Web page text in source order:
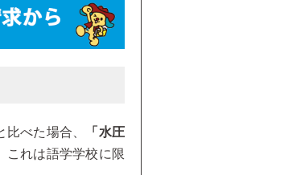
べた場合、
「水圧
これは語学学校に限